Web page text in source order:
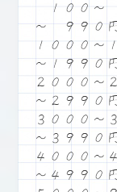
１００～
～ ９９０
１０００～
～１９９０
２０００～
～２９９０
３０００～
～３９９０
４０００
～４９９